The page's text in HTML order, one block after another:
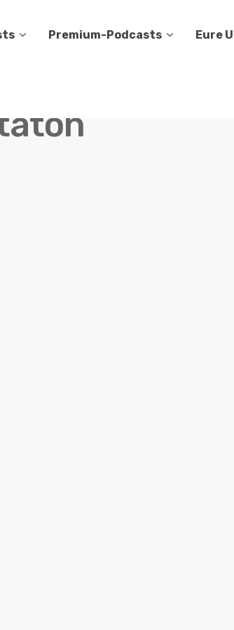
Premium-Podcasts Eure